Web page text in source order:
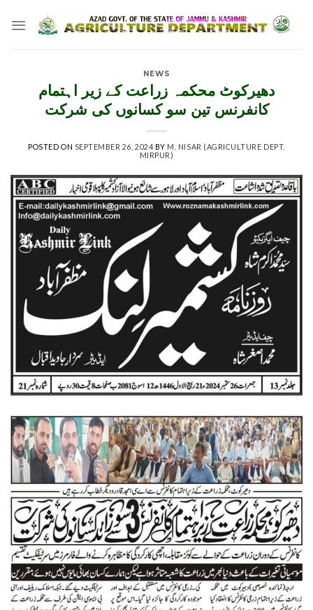
NEWS
دھیرکوٹ محکمہ زراعت کے زیر اہتمام
کانفرنس تین سو کسانوں کی شرکت
POSTED ON SEPTEMBER 26, 2024 BY M. NISAR (AGRICULTURE DEPT.
MIRPUR)